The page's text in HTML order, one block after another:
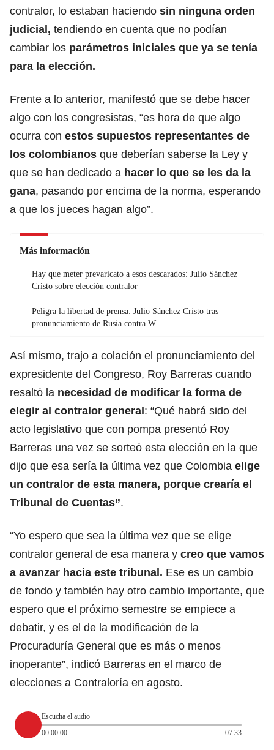
contralor, lo estaban haciendo sin ninguna orden
judicial, tendiendo en cuenta que no podían
cambiar los parámetros iniciales que ya se tenía
para la elección.
Frente a lo anterior, manifestó que se debe hacer
algo con los congresistas, “es hora de que algo
ocurra con estos supuestos representantes de
los colombianos que deberían saberse la Ley y
que se han dedicado a hacer lo que se les da la
gana, pasando por encima de la norma, esperando
a que los jueces hagan algo”.
Más información
Hay que meter prevaricato a esos descarados: Julio Sánchez
Cristo sobre elección contralor
Peligra la libertad de prensa: Julio Sánchez Cristo tras
pronunciamiento de Rusia contra W
Así mismo, trajo a colación el pronunciamiento del
expresidente del Congreso, Roy Barreras cuando
resaltó la necesidad de modificar la forma de
elegir al contralor general: “Qué habrá sido del
acto legislativo que con pompa presentó Roy
Barreras una vez se sorteó esta elección en la que
dijo que esa sería la última vez que Colombia elige
un contralor de esta manera, porque crearía el
Tribunal de Cuentas”.
“Yo espero que sea la última vez que se elige
contralor general de esa manera y creo que vamos
a avanzar hacia este tribunal. Ese es un cambio
de fondo y también hay otro cambio importante, que
espero que el próximo semestre se empiece a
debatir, y es el de la modificación de la
Procuraduría General que es más o menos
inoperante”, indicó Barreras en el marco de
elecciones a Contraloría en agosto.
Escucha el audio
00:00:00
07:33